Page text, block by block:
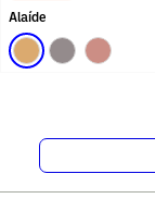
Alaíde